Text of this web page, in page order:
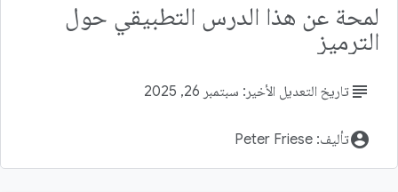
المتطلبات الأساسية
2. إعداد المشروع النموذجي
لمحة عن هذا الدرس التطبيقي حول
الترميز
subject تاريخ التعديل الأخير: سبتمبر 26, 2025
account_circleتأليف: Peter Friese